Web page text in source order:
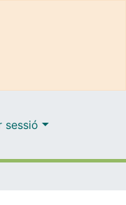
sessió